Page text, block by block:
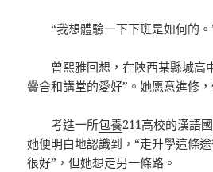
“我想體驗一下下班是如何的
曾熙雅回想，在陜西某縣城高
黌舍和講堂的愛好”。她愿意進修
考進一所包養211高校的漢語
她便明白地認識到，“走升學這條
很好”，但她想走另一條路。